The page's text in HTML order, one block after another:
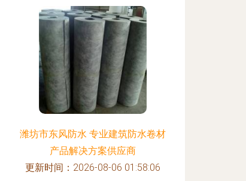
潍坊市东风防水 专业建筑防水卷材
产品解决方案供应商
更新时间：2026-08-06 01:58:06